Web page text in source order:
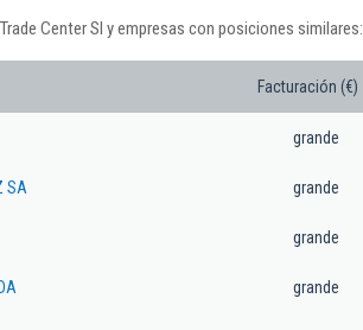
Center Sl y empresas con posiciones similares:
Facturación (€)
grande
SA grande
grande
grande